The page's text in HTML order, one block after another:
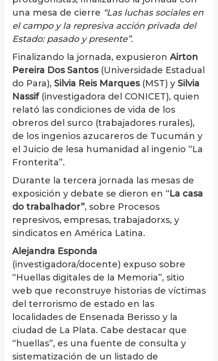
una mesa de cierre “Las luchas sociales en
el campo y la represiva acción privada del
Estado: pasado y presente”.
Finalizando la jornada, expusieron Airton
Pereira Dos Santos(Universidade Estadual
do Para), Silvia Reis Marques(MST) y Silvia
Nassif (investigadora del CONICET), quien
relató las condiciones de vida de los
obreros del surco (trabajadores rurales),
de los ingenios azucareros de Tucumán y
el Juicio de lesa humanidad al ingenio “La
Fronterita”.
Durante la tercera jornada las mesas de
exposición y debate se dieron en “La casa
do trabalhador”, sobre Procesos
represivos, empresas, trabajadorxs, y
sindicatos en América Latina.
Alejandra Esponda
(investigadora/docente) expuso sobre
“Huellas digitales de la Memoria”, sitio
web que reconstruye historias de víctimas
del terrorismo de estado en las
localidades de Ensenada Berisso y la
ciudad de La Plata. Cabe destacar que
“huellas”, es una fuente de consulta y
sistematización de un listado de